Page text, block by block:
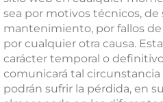
sea por motivos técnicos,
mantenimiento, por fallos
por cualquier otra causa.
carácter temporal o
comunicará tal circunstancia
podrán sufrir la pérdida, en